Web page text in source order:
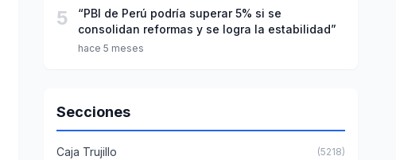
5
“PBI de Perú podría superar 5% si se
consolidan reformas y se logra la estabilidad”
hace 5 meses
Secciones
Caja Trujillo (5218)